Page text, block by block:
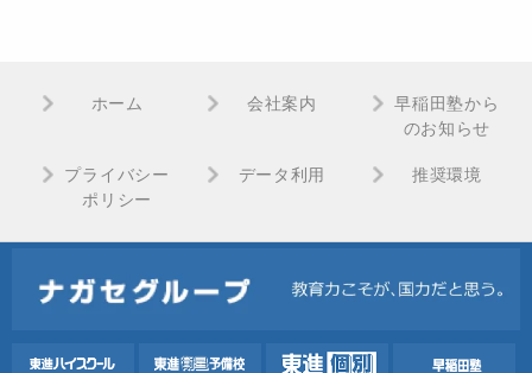
ホーム 会社案内
早稲田塾から
のお知らせ
プライバシー
ポリシー
データ利用 推奨環境